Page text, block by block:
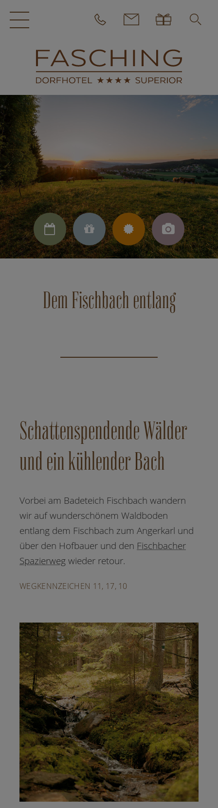
   
Dem Fischbach entlang
Schattenspendende Wälder
und ein kühlender Bach
Vorbei am Badeteich Fischbach wandern
wir auf wunderschönem Waldboden
entlang dem Fischbach zum Angerkarl und
über den Hofbauer und den Fischbacher
Spazierwegwieder retour.
WEGKENNZEICHEN 11, 17, 10